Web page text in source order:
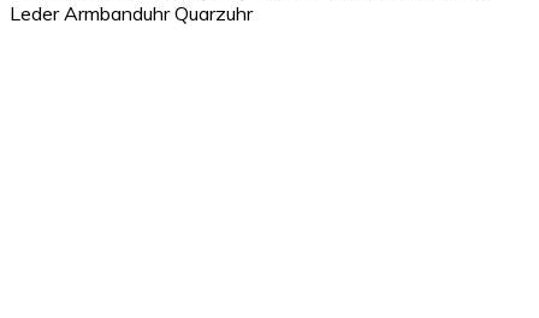
Leder Armbanduhr Quarzuhr